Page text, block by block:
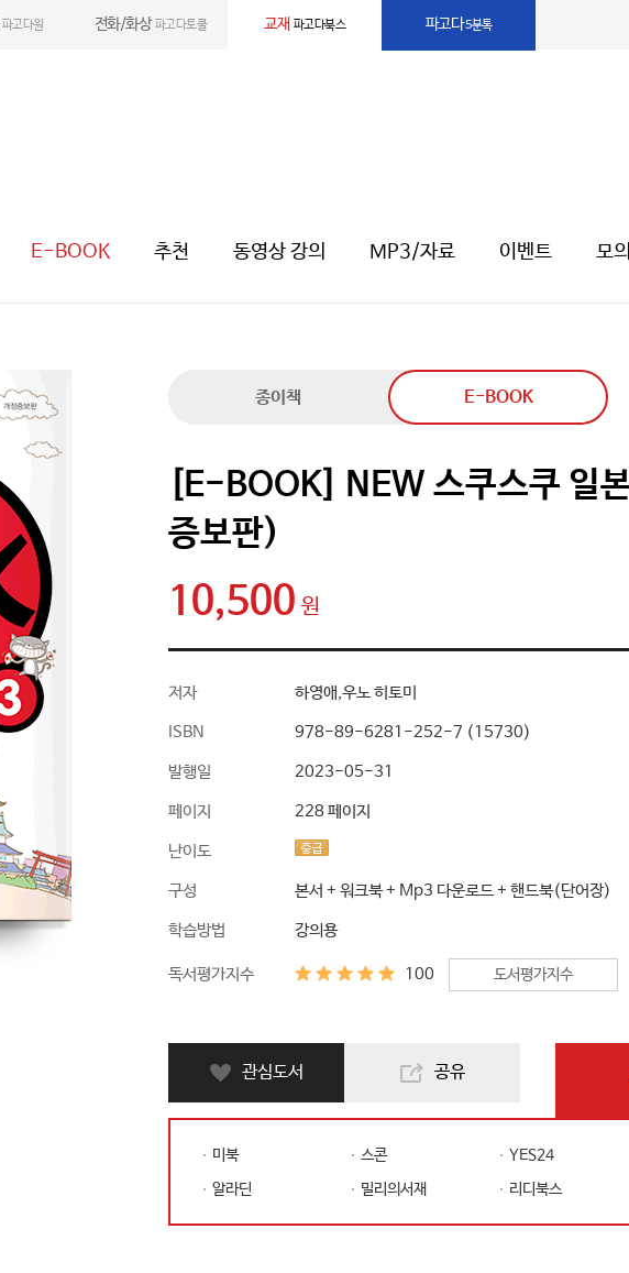
파고다원 전화/화상 파고다토쿨 교재 파고다북스 파고다5분톡
E-BOOK 추천 동영상 강의 MP3/자료 이벤트 모
종이책 E-BOOK
[E-BOOK] NEW 스쿠스쿠 일
증보판)
10,500 원
저자 하영애,우노 히토미
ISBN 978-89-6281-252-7 (15730)
발행일 2023-05-31
페이지 228 페이지
난이도
구성 본서 + 워크북 + Mp3 다운로드 + 핸드북(단어장)
학습방법 강의용
독서평가지수 별점 100 도서평가지수
관심도서 공유
미북 스콘 YES24
알라딘
밀리의서재 리디북스